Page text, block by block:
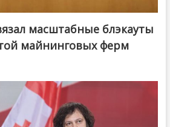
масштабные блэкауты
майнинговых ферм